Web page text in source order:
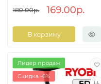
180.00р. 169.00р.
В корзину
Лидер продаж
Скидка -6%